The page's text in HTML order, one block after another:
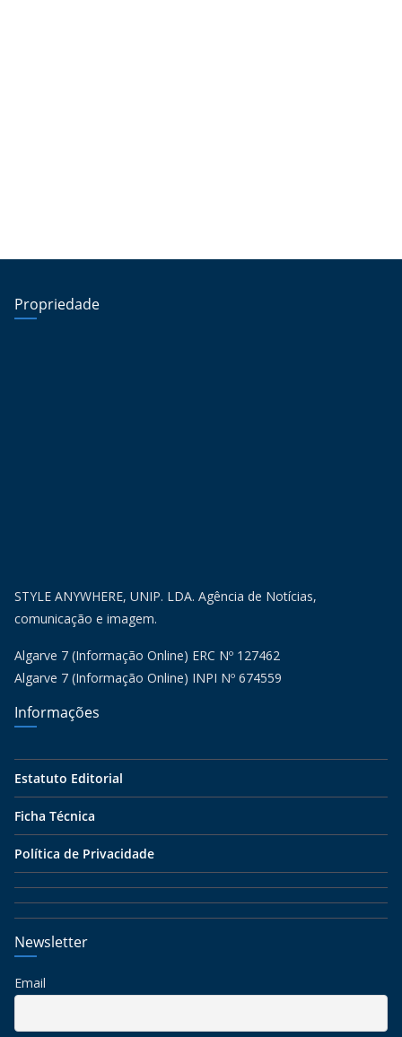
Propriedade
STYLE ANYWHERE, UNIP. LDA. Agência de Notícias,
comunicação e imagem.
Algarve 7 (Informação Online) ERC Nº 127462
Algarve 7 (Informação Online) INPI Nº 674559
Informações
Estatuto Editorial
Ficha Técnica
Política de Privacidade
Newsletter
Email